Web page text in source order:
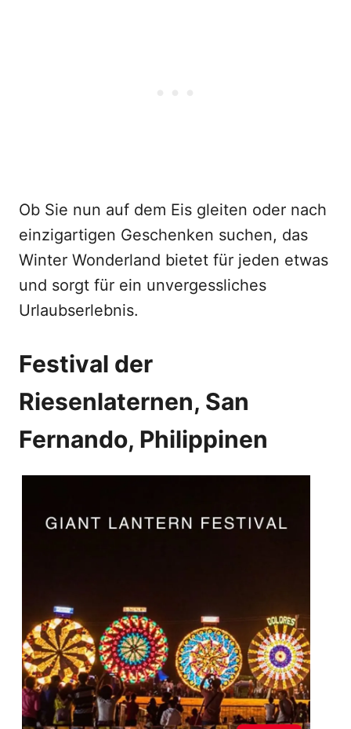
Ob Sie nun auf dem Eis gleiten oder nach
einzigartigen Geschenken suchen, das
Winter Wonderland bietet für jeden etwas
und sorgt für ein unvergessliches
Urlaubserlebnis.
Festival der
Riesenlaternen, San
Fernando, Philippinen